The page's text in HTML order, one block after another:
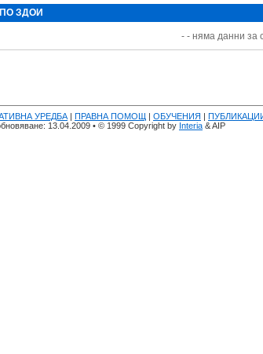
ЗДОИ
- - няма данни за
УРЕДБА | ПРАВНА ПОМОЩ | ОБУЧЕНИЯ |
13.04.2009 • © 1999 Copyright by Interia & AIP